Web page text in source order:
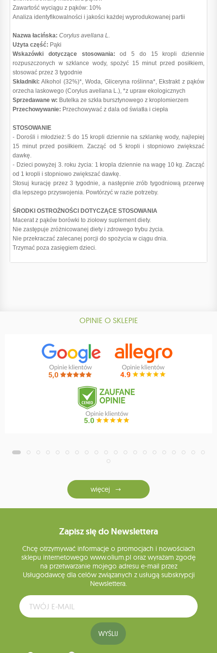
Zawartość wyciągu z pąków: 10%
Analiza identyfikowalności i jakości każdej wyprodukowanej partii
Nazwa łacińska: Corylus avellana L.
Użyta część: Pąki
Wskazówki dotyczące stosowania:od 5 do 15 kropli dziennie
rozpuszczonych w szklance wody, spożyć 15 minut przed posiłkiem,
stosować przez 3 tygodnie
Składniki: Alkohol (32%)*, Woda, Gliceryna roślinna*, Ekstrakt z pąków
orzecha laskowego (Corylus avellana L.), *z upraw ekologicznych
Sprzedawane w: Butelka ze szkła bursztynowego z kroplomierzem
Przechowywanie: Przechowywać z dala od światła i ciepła
STOSOWANIE
- Dorośli i młodzież: 5 do 15 kropli dziennie na szklankę wody, najlepiej
15 minut przed posiłkiem. Zacząć od 5 kropli i stopniowo zwiększać
dawkę.
- Dzieci powyżej 3. roku życia: 1 kropla dziennie na wagę 10 kg. Zacząć
od 1 kropli i stopniowo zwiększać dawkę.
Stosuj kurację przez 3 tygodnie, a następnie zrób tygodniową przerwę
dla lepszego przyswojenia. Powtórzyć w razie potrzeby.
ŚRODKI OSTROŻNOŚCI DOTYCZĄCE STOSOWANIA
Macerat z pąków borówki to ziołowy suplement diety.
Nie zastępuje zróżnicowanej diety i zdrowego trybu życia.
Nie przekraczać zalecanej porcji do spożycia w ciągu dnia.
Trzymać poza zasięgiem dzieci.
OPINIE O SKLEPIE
więcej
Zapisz się do Newslettera
Chcę otrzymywać informacje o promocjach i nowościach
sklepu internetowego www.olium.pl oraz wyrażam zgodę
na przetwarzanie mojego adresu e-mail przez
Usługodawcę dla celów związanych z usługą subskrypcji
Newslettera.
WYŚLIJ